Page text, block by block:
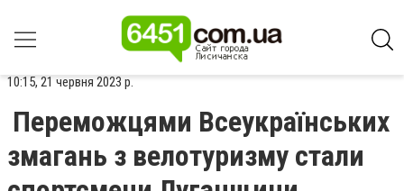
10:15, 21 червня 2023 р.
Переможцями Всеукраїнських
змагань з велотуризму стали